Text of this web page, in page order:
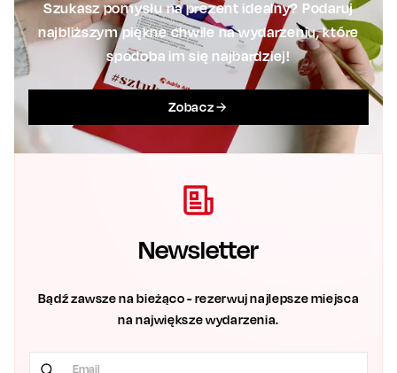
Szukasz pomysłu na prezent idealny? Podaruj
najbliższym piękne chwile na wydarzeniu, które
spodoba im się najbardziej!
Zobacz
Newsletter
Bądź zawsze na bieżąco - rezerwuj najlepsze miejsca
na największe wydarzenia.